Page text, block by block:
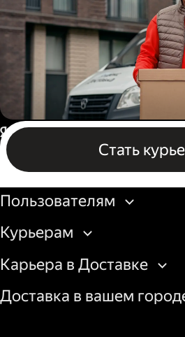
Водитель
Стать
Бизнесу
Пользователям
Курьерам
Карьера в Доставке
Доставка в вашем